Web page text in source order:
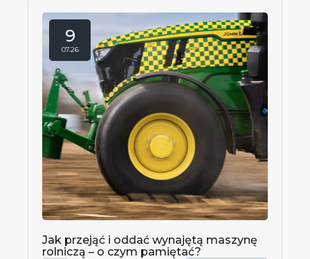
9
07.26
Jak przejąć i oddać wynajętą maszynę
rolniczą – o czym pamiętać?